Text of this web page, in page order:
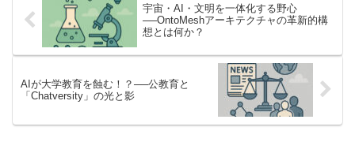
宇宙・AI・文明を一体化する野心
──OntoMeshアーキテクチャの革新的構
想とは何か？
AIが大学教育を蝕む！？──公教育と
「Chatversity」の光と影